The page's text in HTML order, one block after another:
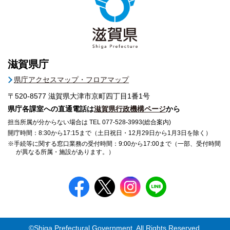
滋賀県庁
県庁アクセスマップ・フロアマップ
〒520-8577 滋賀県大津市京町四丁目1番1号
県庁各課室への直通電話は滋賀県行政機構ページから
担当所属が分からない場合は TEL 077-528-3993(総合案内)
開庁時間：8:30から17:15まで（土日祝日・12月29日から1月3日を除く）
※手続等に関する窓口業務の受付時間：9:00から17:00まで（一部、受付時間
が異なる所属・施設があります。）
©Shiga Prefectural Government. All Rights Reserved.